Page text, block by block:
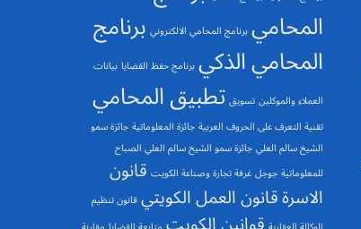
المحاميبرنامج المحامي الالكتروني برنامج
المحامي الذكيبرنامج حفظ القضايابيانات
العملاء والموكلينتسويقتطبيق المحامي
تقنية التعرف على الحروف العربيةجائزة المعلوماتيةجائزة سمو
الشيخ سالم العليجائزة سمو الشيخ سالم العلي الصباح
للمعلوماتيةجوجلغرفة تجارة وصناعة الكويت قانون
الاسرةقانون العمل الكويتيقانون تنظيم